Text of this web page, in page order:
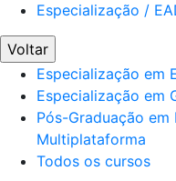
Especialização /
Voltar
Especialização em
Especialização em
Pós-Graduação
Multiplataforma
Todos os cursos